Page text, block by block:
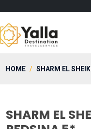
HOME SHARM EL
SHARM EL